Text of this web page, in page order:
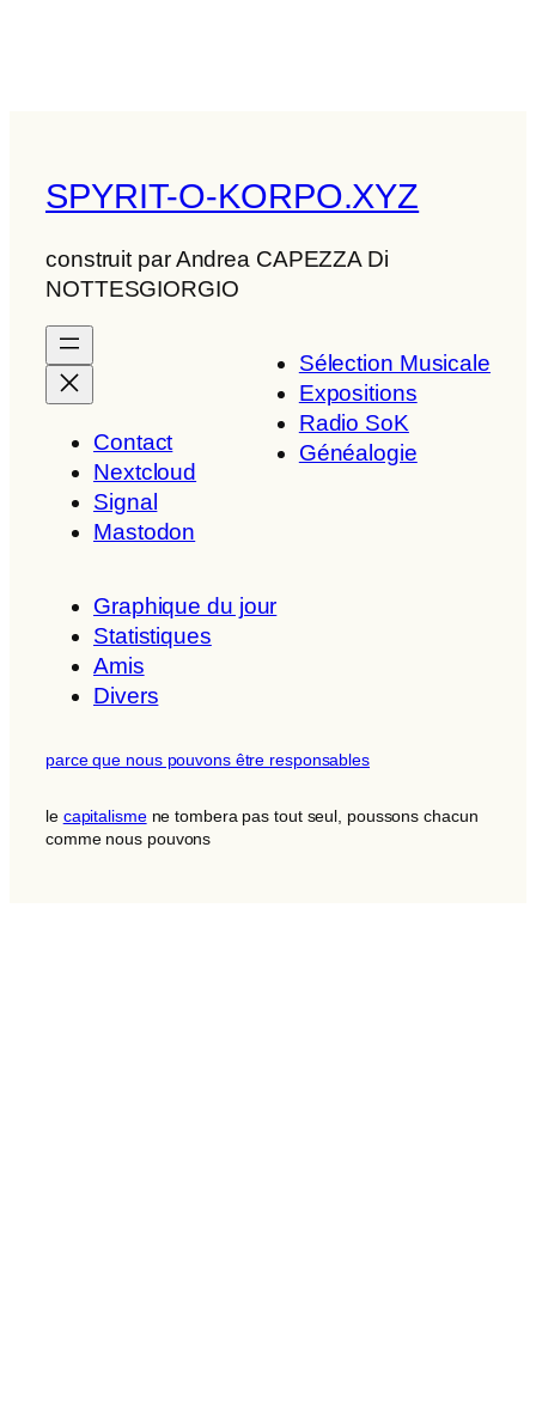
SPYRIT-O-KORPO.XYZ
construit par Andrea CAPEZZA Di
NOTTESGIORGIO
Contact
Nextcloud
Signal
Mastodon
Sélection Musicale
Expositions
Radio SoK
Généalogie
Graphique du jour
Statistiques
Amis
Divers
parce que nous pouvons être responsables
le capitalismene tombera pas tout seul, poussons chacun
comme nous pouvons